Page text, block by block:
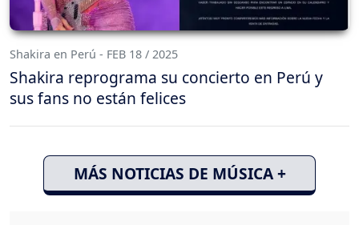
Shakira en Perú - FEB 18 / 2025
Shakira reprograma su concierto en Perú y
sus fans no están felices
MÁS NOTICIAS DE MÚSICA +